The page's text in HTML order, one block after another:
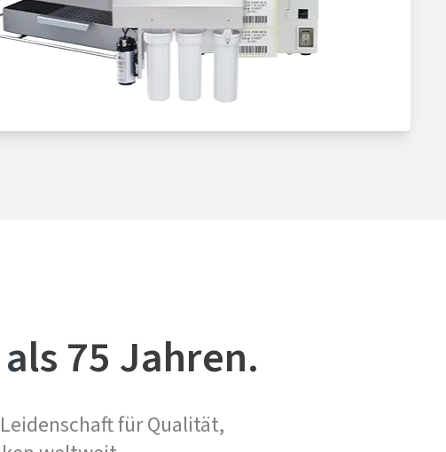
75 Jahren.
für Qualität,